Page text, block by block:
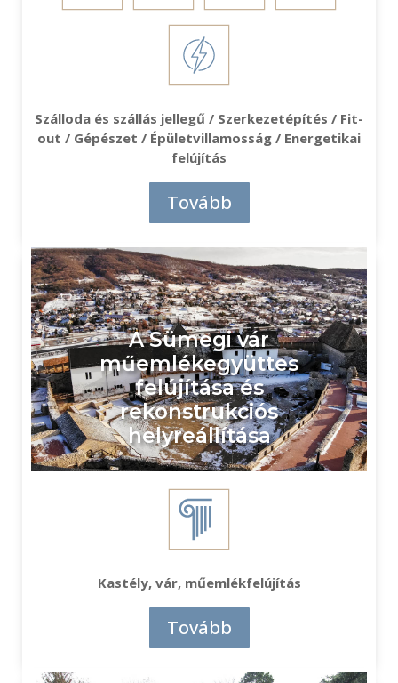
Szálloda és szállás jellegű / Szerkezetépítés / Fit-
out / Gépészet / Épületvillamosság / Energetikai
felújítás
Tovább
A Sümegi vár
műemlékegyüttes
felújítása és
rekonstrukciós
helyreállítása
Kastély, vár, műemlékfelújítás
Tovább